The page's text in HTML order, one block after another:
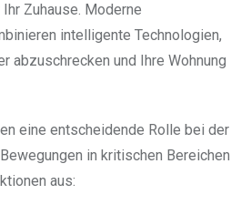
Zuhause. Moderne
intelligente Technologien,
abzuschrecken und Ihre Wohnung
eine entscheidende Rolle bei der
in kritischen Bereichen
aus: